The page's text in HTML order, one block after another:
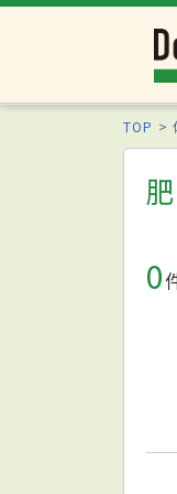
TOP
0